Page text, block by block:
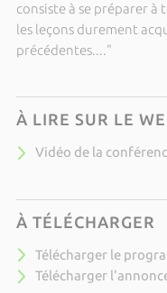
consiste à se préparer
les leçons durement
précédentes...."
À LIRE SUR LE
Vidéo de la
À TÉLÉCHARGER
Télécharger le
Télécharger